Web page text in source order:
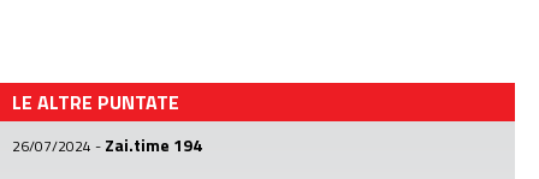
LE ALTRE PUNTATE
26/07/2024 - Zai.time 194